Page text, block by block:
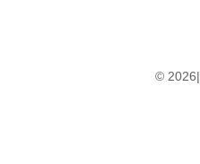
© 2026|